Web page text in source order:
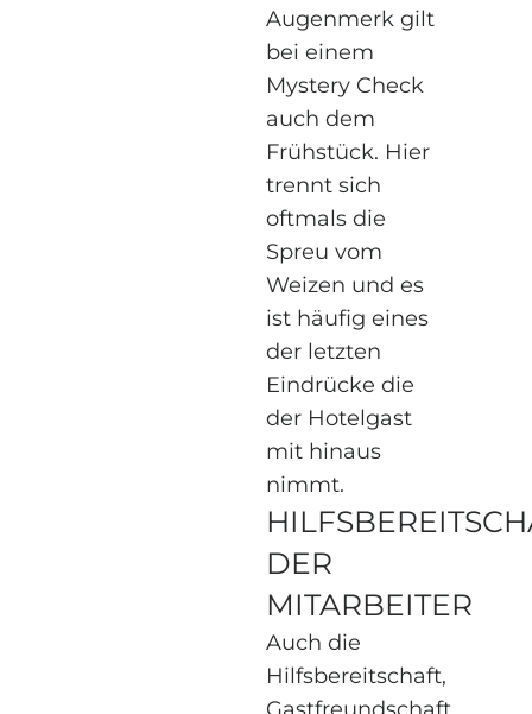
Augenmerk gilt
bei einem
Mystery Check
auch dem
Frühstück. Hier
trennt sich
oftmals die
Spreu vom
Weizen und es
ist häufig eines
der letzten
Eindrücke die
der Hotelgast
mit hinaus
nimmt.
DER
MITARBEITER
Auch die
Hilfsbereitschaft,
Gastfreundschaft